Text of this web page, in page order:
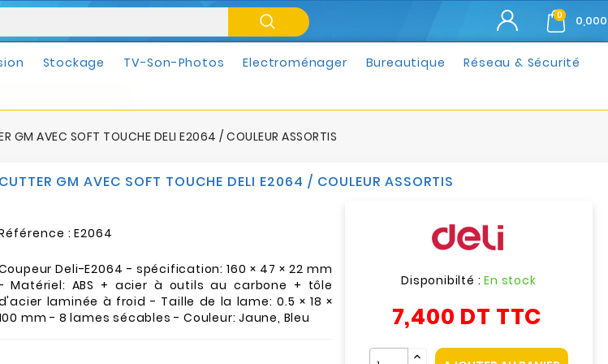
0
Stockage TV-Son-Photos Electroménager Bureautique Réseau & Sécurité
GM AVEC SOFT TOUCHE DELI E2064 / COULEUR ASSORTIS
CUTTER GM AVEC SOFT TOUCHE DELI E2064 / COULEUR ASSORTIS
: E2064
Deli-E2064 - spécification: 160 × 47 × 22 mm
Matériel: ABS + acier à outils au carbone + tôle
laminée à froid - Taille de la lame: 0.5 × 18 ×
mm - 8 lames sécables - Couleur: Jaune, Bleu
Disponibilté :En stock
7,400 DT TTC